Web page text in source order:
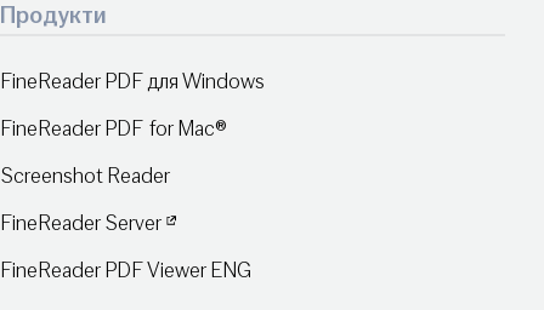
Продукти
FineReader PDF для Windows
FineReader PDF for Mac®
Screenshot Reader
FineReader Server
FineReader PDF Viewer ENG